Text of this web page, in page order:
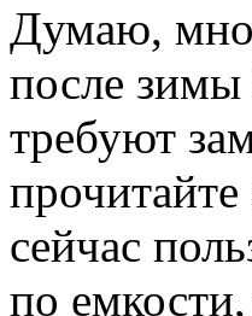
Думаю,
после
требуют
сейчас
по